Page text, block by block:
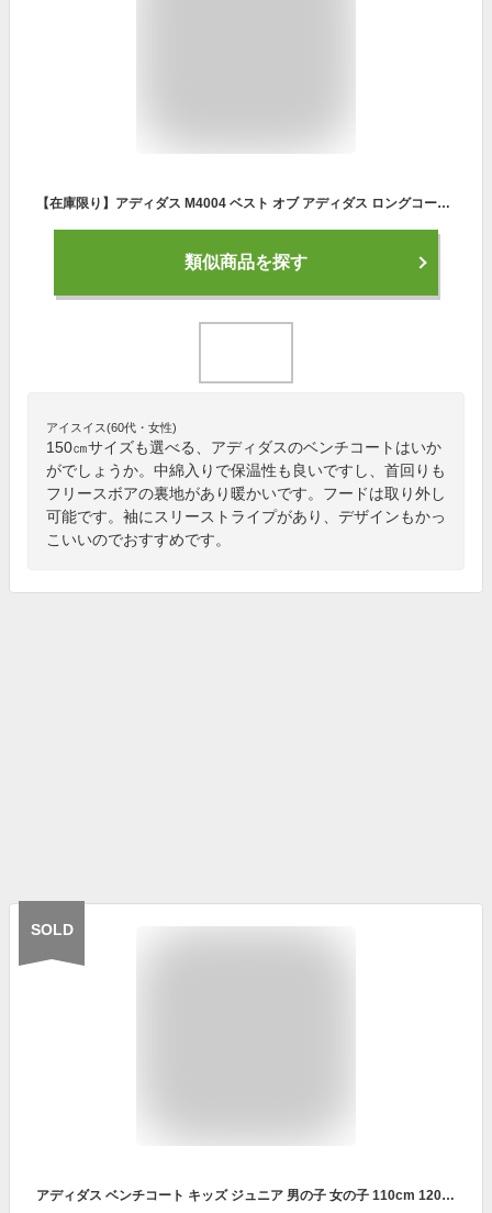
【在庫限り】アディダス M4004 ベスト オブ アディダス ロングコート［キッズ］［110cm-160cm］ベンチコート 中綿 フリース ボア
類似商品を探す
アイスイス(60代・女性)
150㎝サイズも選べる、アディダスのベンチコートはいか
がでしょうか。中綿入りで保温性も良いですし、首回りも
フリースボアの裏地があり暖かいです。フードは取り外し
可能です。袖にスリーストライプがあり、デザインもかっ
こいいのでおすすめです。
SOLD
アディダス ベンチコート キッズ ジュニア 男の子 女の子 110cm 120cm 130cm 140cm 150cm 160cm ボア ロングコート アウター 秋冬 ジャケット 子供用 adidas 長袖 防寒 スポーツ観戦 中綿 おしゃれ 男児 女児 ブランド